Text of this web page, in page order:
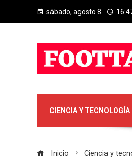
sábado, agosto 8
CIENCIA Y TECNOLOGÍA
Inicio Ciencia y